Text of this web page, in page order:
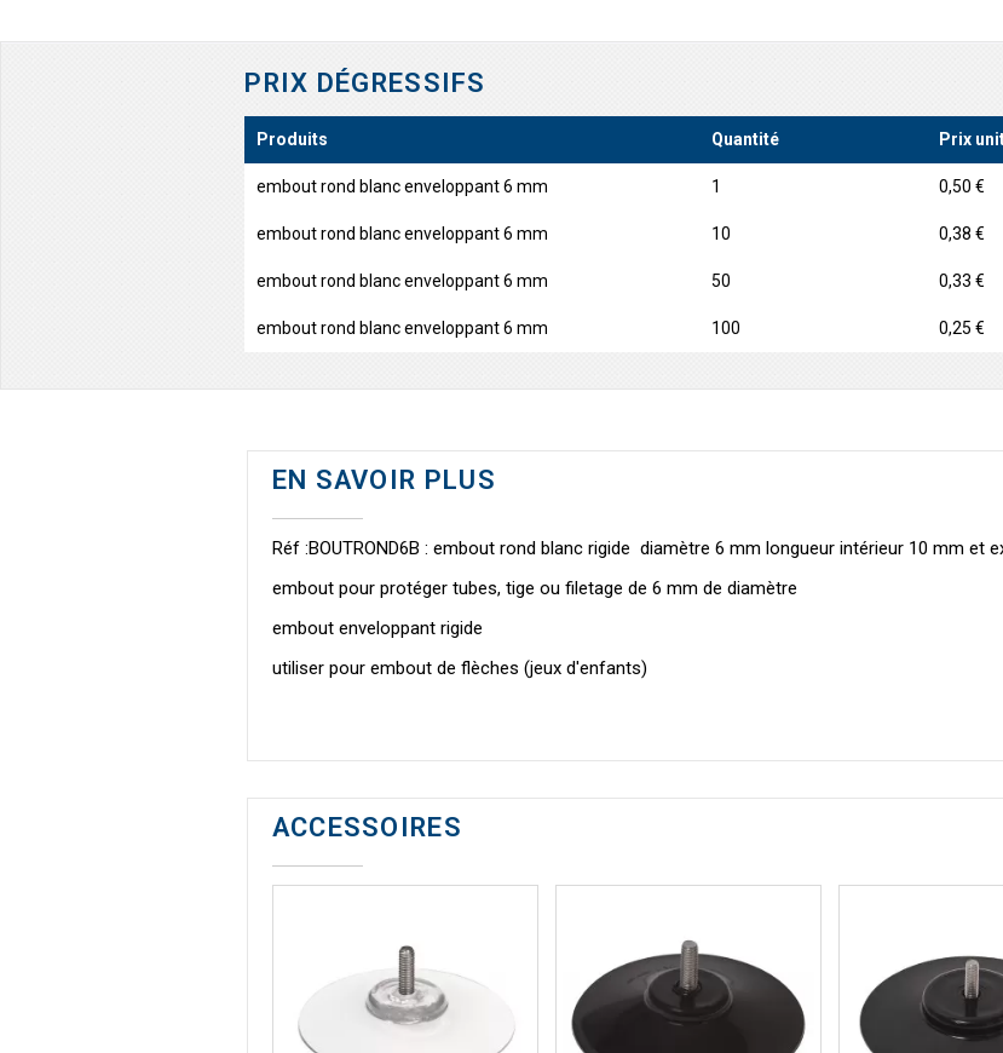
PRIX DÉGRESSIFS
Produits Quantité Prix
embout rond blanc enveloppant 6 mm 1 0,50 €
embout rond blanc enveloppant 6 mm 10 0,38 €
embout rond blanc enveloppant 6 mm 50 0,33 €
embout rond blanc enveloppant 6 mm 100 0,25 €
EN SAVOIR PLUS
Réf :BOUTROND6B : embout rond blanc rigide diamètre 6 mm longueur intérieur 10 mm et
embout pour protéger tubes, tige ou filetage de 6 mm de diamètre
embout enveloppant rigide
utiliser pour embout de flèches (jeux d'enfants)
ACCESSOIRES